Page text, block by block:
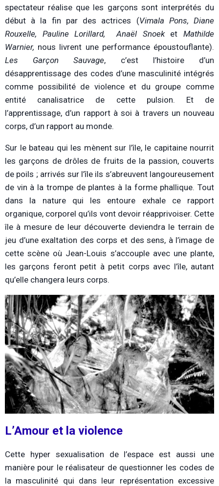
spectateur réalise que les garçons sont interprétés du
début à la fin par des actrices (Vimala Pons, Diane
Rouxelle, Pauline Lorillard, Anaël SnoeketMathilde
Warnier, nous livrent une performance époustouflante).
Les Garçon Sauvage, c’est l’histoire d’un
désapprentissage des codes d’une masculinité intégrés
comme possibilité de violence et du groupe comme
entité canalisatrice de cette pulsion. Et de
l’apprentissage, d’un rapport à soi à travers un nouveau
corps, d’un rapport au monde.
Sur le bateau qui les mènent sur l’île, le capitaine nourrit
les garçons de drôles de fruits de la passion, couverts
de poils ; arrivés sur l’île ils s’abreuvent langoureusement
de vin à la trompe de plantes à la forme phallique. Tout
dans la nature qui les entoure exhale ce rapport
organique, corporel qu’ils vont devoir réapprivoiser. Cette
île à mesure de leur découverte deviendra le terrain de
jeu d’une exaltation des corps et des sens, à l’image de
cette scène où Jean-Louis s’accouple avec une plante,
les garçons feront petit à petit corps avec l’île, autant
qu’elle changera leurs corps.
L’Amour et la violence
Cette hyper sexualisation de l’espace est aussi une
manière pour le réalisateur de questionner les codes de
la masculinité qui dans leur représentation excessive